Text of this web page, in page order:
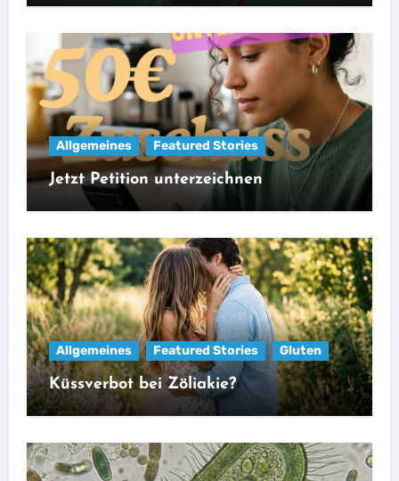
Allgemeines Featured Stories
Jetzt Petition unterzeichnen
Allgemeines Featured Stories Gluten
Küssverbot bei Zöliakie?